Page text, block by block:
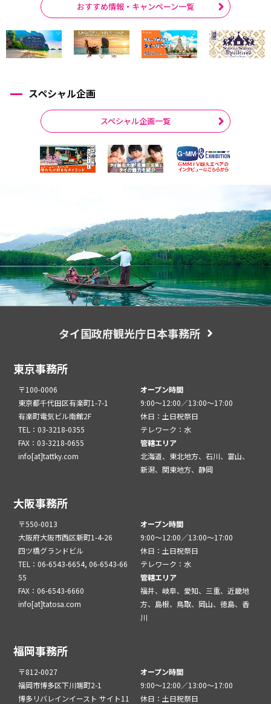
おすすめ情報・キャンペーン一覧
スペシャル企画
スペシャル企画一覧
タイ国政府観光庁日本事務所
東京事務所
〒100-0006
東京都千代田区有楽町1-7-1
有楽町電気ビル南館2F
TEL：03-3218-0355
FAX：03-3218-0655
info[at]tattky.com
オープン時間
9:00～12:00／13:00～17:00
休日：土日祝祭日
テレワーク：水
管轄エリア
北海道、東北地方、石川、富山、
新潟、関東地方、静岡
大阪事務所
〒550-0013
大阪府大阪市西区新町1-4-26
四ツ橋グランドビル
TEL：06-6543-6654, 06-6543-66
55
FAX：06-6543-6660
info[at]tatosa.com
オープン時間
9:00～12:00／13:00～17:00
休日：土日祝祭日
テレワーク：水
管轄エリア
福井、岐阜、愛知、三重、近畿地
方、島根、鳥取、岡山、徳島、香
川
福岡事務所
〒812-0027
福岡市博多区下川端町2-1
博多リバレインイースト サイト11
オープン時間
9:00～12:00／13:00～17:00
休日：土日祝祭日